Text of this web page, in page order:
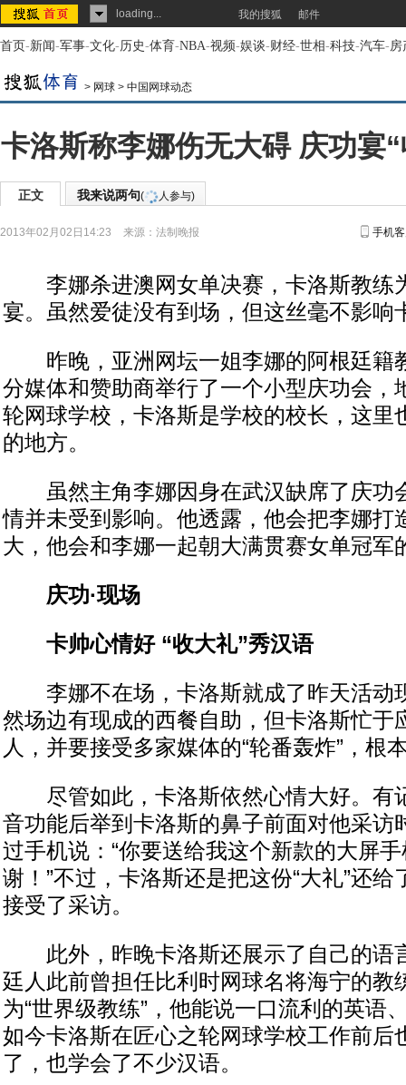
loading... 我的搜狐 邮件
首页-新闻-军事-文化-历史-体育-NBA-视频-娱谈-财经-世相-科技-汽车-房
> 网球 > 中国网球动态
卡洛斯称李娜伤无大碍 庆功宴
正文 我来说两句( 人参与)
2013年02月02日14:23 来源： 法制晚报 手机
李娜杀进澳网女单决赛，卡洛斯教练
宴。虽然爱徒没有到场，但这丝毫不影响
昨晚，亚洲网坛一姐李娜的阿根廷籍
分媒体和赞助商举行了一个小型庆功会，
轮网球学校，卡洛斯是学校的校长，这里
的地方。
虽然主角李娜因身在武汉缺席了庆功
情并未受到影响。他透露，他会把李娜打
大，他会和李娜一起朝大满贯赛女单冠军
庆功·现场
卡帅心情好 “收大礼”秀汉语
李娜不在场，卡洛斯就成了昨天活动
然场边有现成的西餐自助，但卡洛斯忙于
人，并要接受多家媒体的“轮番轰炸”，根
尽管如此，卡洛斯依然心情大好。有
音功能后举到卡洛斯的鼻子前面对他采访
过手机说：“你要送给我这个新款的大屏
谢！”不过，卡洛斯还是把这份“大礼”还
接受了采访。
此外，昨晚卡洛斯还展示了自己的语
廷人此前曾担任比利时网球名将海宁的教
为“世界级教练”，他能说一口流利的英语
如今卡洛斯在匠心之轮网球学校工作前后
了，也学会了不少汉语。